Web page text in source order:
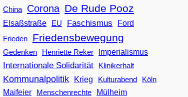
China Corona De Rude Pooz
Elsaßstraße EU Faschismus
Ford
Frieden
Friedensbewegung
Gedenken Henriette Reker Imperialismus
Internationale Solidarität Klinikerhalt
Kommunalpolitik Krieg Kulturabend
Köln
Maifeier
Menschenrechte
Mülheim